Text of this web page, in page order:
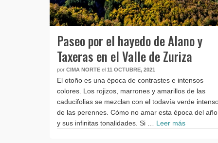
Paseo por el hayedo de Alano y
Taxeras en el Valle de Zuriza
por CIMA NORTE el 11 OCTUBRE, 2021
El otoño es una época de contrastes e intensos
colores. Los rojizos, marrones y amarillos de las
caducifolias se mezclan con el todavía verde
de las perennes. Cómo no amar esta época del año
y sus infinitas tonalidades. Si … Leer más